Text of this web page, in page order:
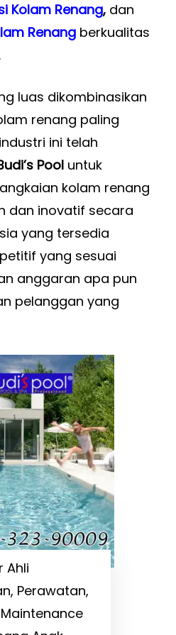
Kolam Renang, dan
Renangberkualitas
luas dikombinasikan
renang paling
ini telah
Pooluntuk
kolam renang
dan inovatif secara
yang tersedia
yang sesuai
anggaran apa pun
pelanggan yang
Ahli
Perawatan,